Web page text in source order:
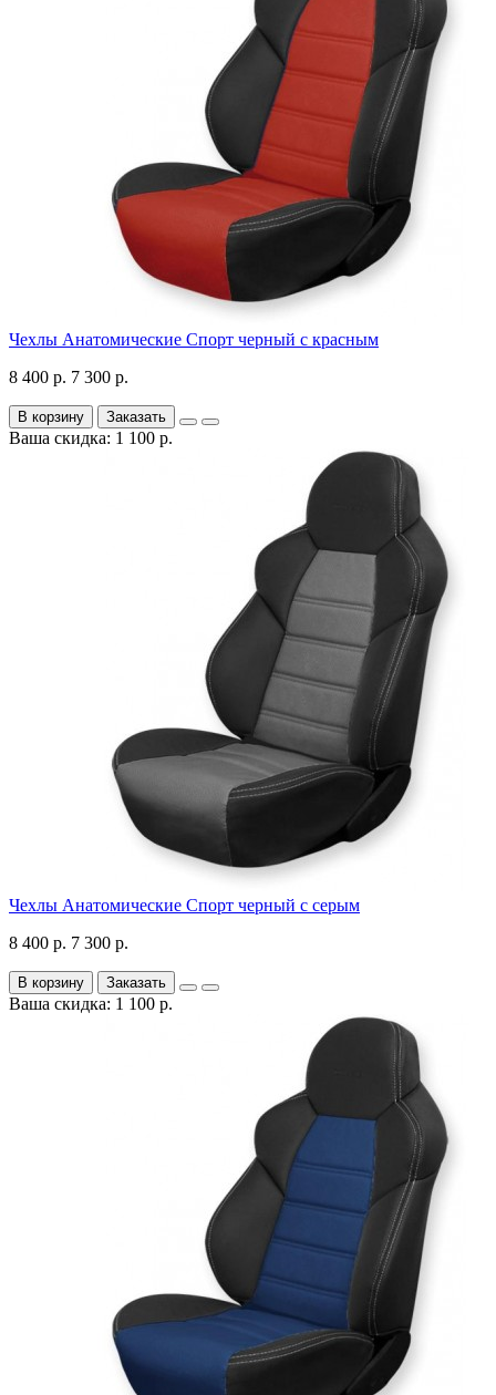
Чехлы Анатомические Спорт черный с красным
8 400 р. 7 300 р.
В корзину Заказать
Ваша скидка: 1 100 р.
Чехлы Анатомические Спорт черный с серым
8 400 р. 7 300 р.
В корзину Заказать
Ваша скидка: 1 100 р.